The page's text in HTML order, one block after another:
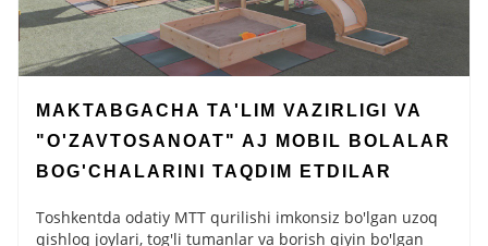
MAKTABGACHA TA'LIM VAZIRLIGI VA
"O'ZAVTOSANOAT" AJ MOBIL BOLALAR
BOG'CHALARINI TAQDIM ETDILAR
Toshkentda odatiy MTT qurilishi imkonsiz bo'lgan uzoq
qishloq joylari, tog'li tumanlar va borish qiyin bo'lgan